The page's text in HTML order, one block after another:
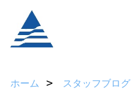
ホーム
スタッフブログ